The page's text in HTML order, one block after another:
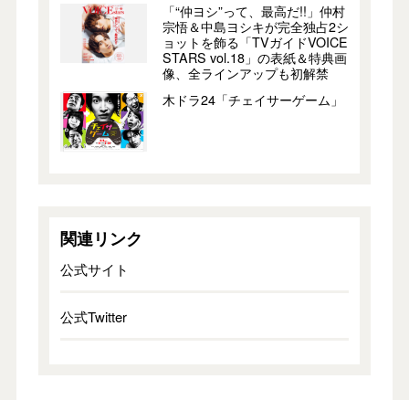
「“仲ヨシ”って、最高だ!!」仲村
宗悟＆中島ヨシキが完全独占2シ
ョットを飾る「TVガイドVOICE
STARS vol.18」の表紙＆特典画
像、全ラインアップも初解禁
木ドラ24「チェイサーゲーム」
関連リンク
公式サイト
公式Twitter